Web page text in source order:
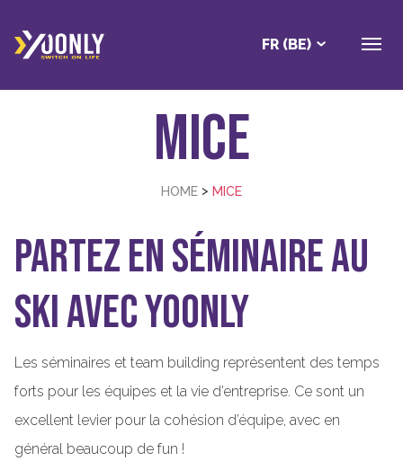
FR (BE)
MICE
HOME > MICE
Partez en séminaire au
ski avec Yoonly
Les séminaires et team building représentent des temps
forts pour les équipes et la vie d’entreprise. Ce sont un
excellent levier pour la cohésion d’équipe, avec en
général beaucoup de fun !